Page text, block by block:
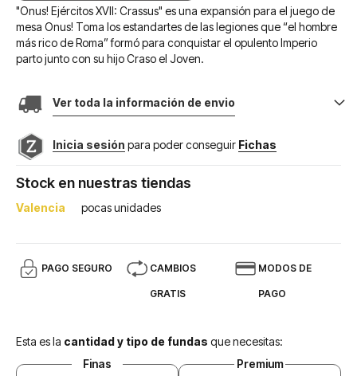
"Onus! Ejércitos XVII: Crassus" es una expansión para el juego de
mesa Onus! Toma los estandartes de las legiones que “el hombre
más rico de Roma” formó para conquistar el opulento Imperio
parto junto con su hijo Craso el Joven.
Ver toda la información de envio
Inicia sesión para poder conseguir Fichas
Stock en nuestras tiendas
Valencia pocas unidades
PAGO SEGURO CAMBIOS
GRATIS
MODOS DE
PAGO
Esta es la cantidad y tipo de fundas que necesitas:
Finas
Premium